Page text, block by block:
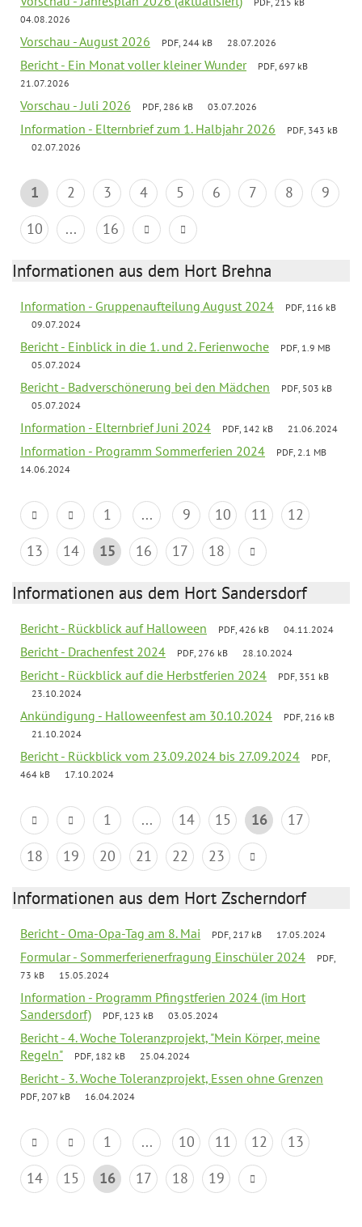
04.08.2026
Vorschau - August 2026 PDF, 244 kB 28.07.2026
Bericht - Ein Monat voller kleiner Wunder
PDF, 697 kB
21.07.2026
Vorschau - Juli 2026 PDF, 286 kB 03.07.2026
Information - Elternbrief zum 1. Halbjahr 2026
PDF, 343 kB
02.07.2026
1 2 3 4 5 6 7 8
9
10
... 16
Informationen aus dem Hort Brehna
Information - Gruppenaufteilung August 2024
PDF, 116 kB
09.07.2024
Bericht - Einblick in die 1. und 2. Ferienwoche
PDF, 1.9 MB
05.07.2024
Bericht - Badverschönerung bei den Mädchen
PDF, 503 kB
05.07.2024
Information - Elternbrief Juni 2024 PDF, 142 kB 21.06.2024
Information - Programm Sommerferien 2024
PDF, 2.1 MB
14.06.2024
1 ... 9 10 11
12
13
14 15 16 17 18
Informationen aus dem Hort Sandersdorf
Bericht - Rückblick auf Halloween PDF, 426 kB 04.11.2024
Bericht - Drachenfest 2024 PDF, 276 kB 28.10.2024
Bericht - Rückblick auf die Herbstferien 2024
PDF, 351 kB
23.10.2024
Ankündigung - Halloweenfest am 30.10.2024
PDF, 216 kB
21.10.2024
Bericht - Rückblick vom 23.09.2024 bis 27.09.2024
PDF,
464 kB
17.10.2024
1 ... 14 15 16
17
18
19 20 21 22 23
Informationen aus dem Hort Zscherndorf
Bericht - Oma-Opa-Tag am 8. Mai PDF, 217 kB 17.05.2024
Formular - Sommerferienerfragung Einschüler 2024
PDF,
73 kB
15.05.2024
Information - Programm Pfingstferien 2024 (im Hort
Sandersdorf)
PDF, 123 kB 03.05.2024
Bericht - 4. Woche Toleranzprojekt, "Mein Körper, meine
Regeln"
PDF, 182 kB 25.04.2024
Bericht - 3. Woche Toleranzprojekt, Essen ohne Grenzen
PDF, 207 kB 16.04.2024
1 ... 10 11 12
13
14
15 16 17 18 19